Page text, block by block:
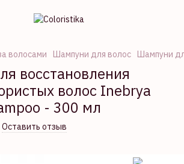
волосами Шампуни для волос Шампуни
восстановления
волос Inebrya
- 300 мл
Оставить отзыв